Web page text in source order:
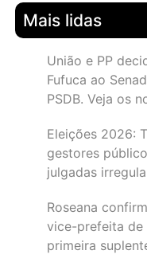
Mais lidas
União e PP
Fufuca ao
PSDB. Veja os
Eleições 2026:
gestores
julgadas
Roseana
vice-prefeita de
primeira